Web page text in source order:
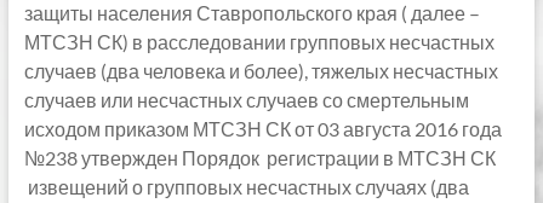
защиты населения Ставропольского края ( далее –
МТСЗН СК) в расследовании групповых несчастных
случаев (два человека и более), тяжелых несчастных
случаев или несчастных случаев со смертельным
исходом приказом МТСЗН СК от 03 августа 2016 года
№238 утвержден Порядок регистрации в МТСЗН СК
извещений о групповых несчастных случаях (два